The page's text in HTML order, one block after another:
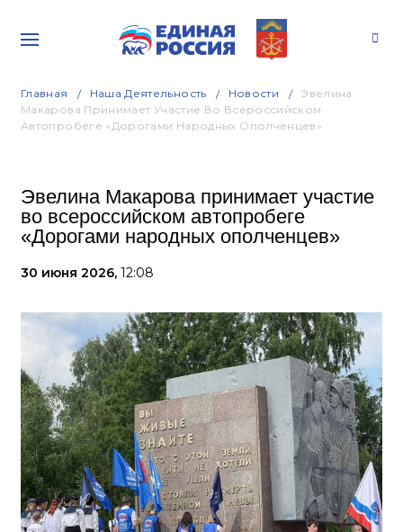
Главная Наша Деятельность Новости
Эвелина
Макарова Принимает Участие Во Всероссийском
Автопробеге «Дорогами Народных Ополченцев»
Эвелина Макарова принимает участие
во всероссийском автопробеге
«Дорогами народных ополченцев»
30 июня 2026, 12:08